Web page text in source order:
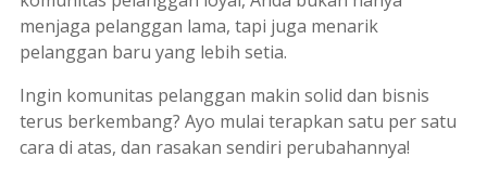
menjaga pelanggan lama, tapi juga menarik
pelanggan baru yang lebih setia.
Ingin komunitas pelanggan makin solid dan bisnis
terus berkembang? Ayo mulai terapkan satu per satu
cara di atas, dan rasakan sendiri perubahannya!